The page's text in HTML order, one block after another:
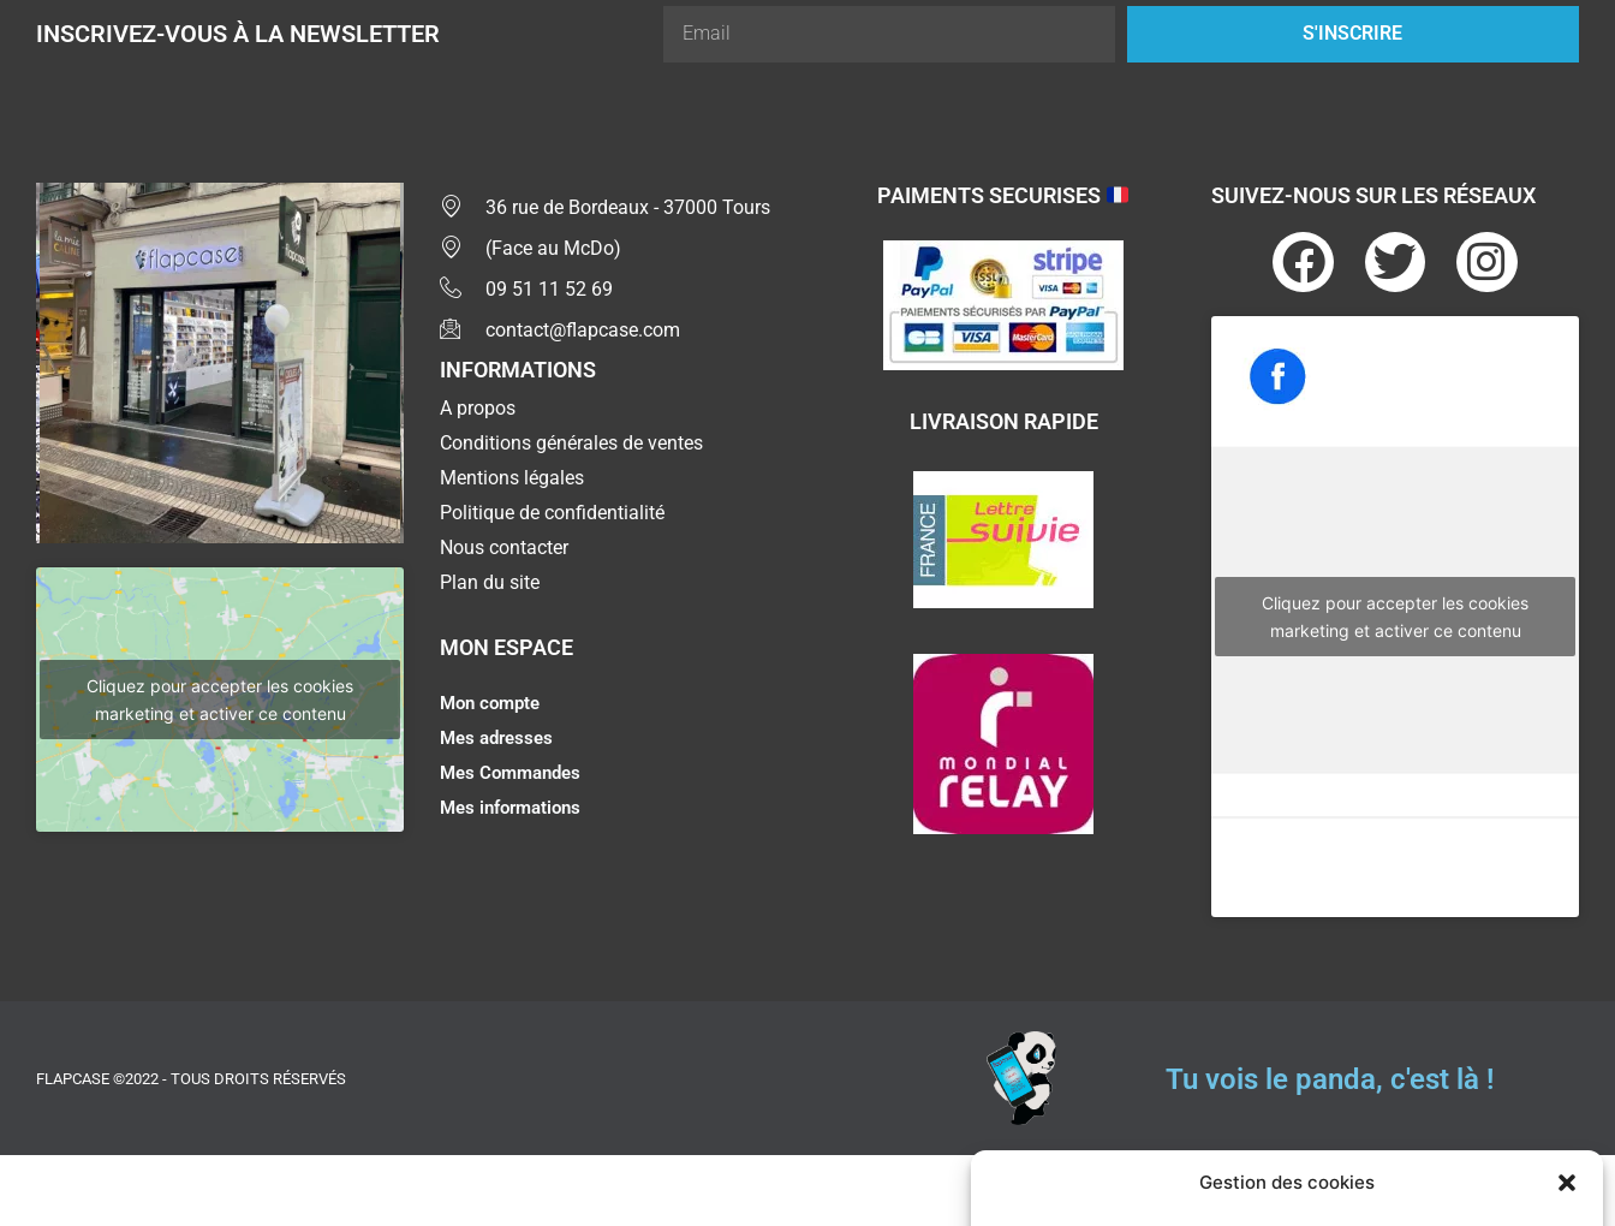
Gestion des cookies
INSCRIVEZ-VOUS À LA NEWSLETTER S'INSCRIRE
Cliquez pour accepter les cookies
marketing et activer ce contenu
36 rue de Bordeaux - 37000 Tours
(Face au McDo)
09 51 11 52 69
contact@flapcase.com
INFORMATIONS
A propos
Conditions générales de ventes
Mentions légales
Politique de confidentialité
Nous contacter
Plan du site
MON ESPACE
Mon compte
Mes adresses
Mes Commandes
Mes informations
PAIMENTS SECURISES
LIVRAISON RAPIDE
SUIVEZ-NOUS SUR LES RÉSEAUX
F
a
e
T
w
I
n
m
Cliquez pour accepter les cookies
marketing et activer ce contenu
FLAPCASE ©2022 - TOUS DROITS RÉSERVÉS Tu vois le panda, c'est là !